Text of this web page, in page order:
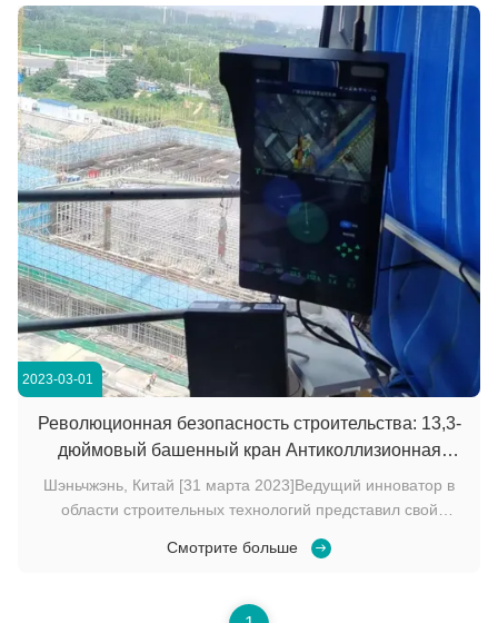
удовлетворения потребности в надежном, эффективный и
безопасный ...
2023-03-01
Революционная безопасность строительства: 13,3-
дюймовый башенный кран Антиколлизионная
интегрированная машина демонстрирует
непревзойденную точность в реальных операциях
Шэньчжэнь, Китай [31 марта 2023]Ведущий инноватор в
области строительных технологий представил свой
Антиколлизионная интегрированная машина,
повышения безопасности и эффективности на площадках
Смотрите больше